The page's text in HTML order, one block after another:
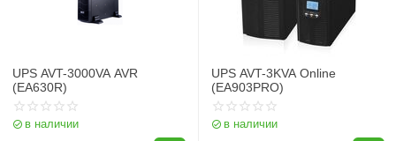
UPS AVT-3000VA AVR
(EA630R)
в наличии
UPS AVT-3KVA Online
(EA903PRO)
в наличии